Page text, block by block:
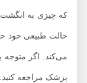
که چیزی به انگشت
حالت طبیعی خود خارج
می‌کند. اگر متوجه یک
پزشک مراجعه کنید.